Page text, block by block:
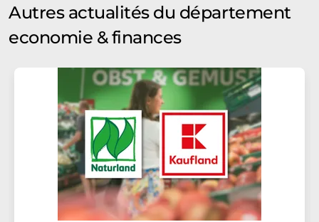
Autres actualités du département
economie & finances